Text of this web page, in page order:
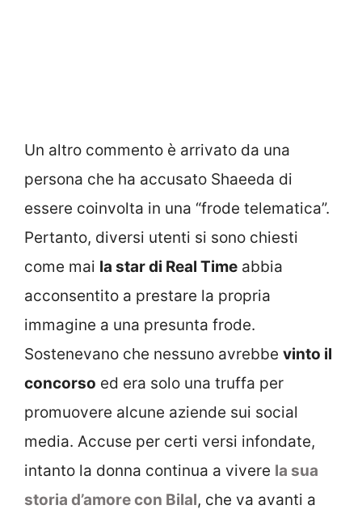
Un altro commento è arrivato da una
persona che ha accusato Shaeeda di
essere coinvolta in una “frode telematica”.
Pertanto, diversi utenti si sono chiesti
come mai la star di Real Time abbia
acconsentito a prestare la propria
immagine a una presunta frode.
Sostenevano che nessuno avrebbe vinto il
concorso ed era solo una truffa per
promuovere alcune aziende sui social
media. Accuse per certi versi infondate,
intanto la donna continua a vivere la sua
storia d’amore con Bilal, che va avanti a